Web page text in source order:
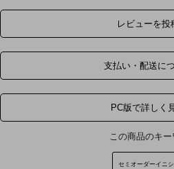
レビューを投
支払い・配送に
PC版で詳しく
この商品のキー
セミオーダーイニ